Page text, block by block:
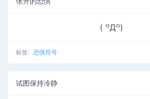
( ꒪Д꒪)
标签: 恐惧符号
试图保持冷静